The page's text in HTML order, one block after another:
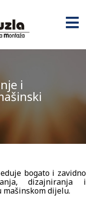
i
bogato i zavidno
dizajniranja i
dijelu.